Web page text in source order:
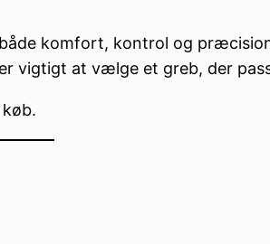
komfort, kontrol og
vigtigt at vælge et greb, der